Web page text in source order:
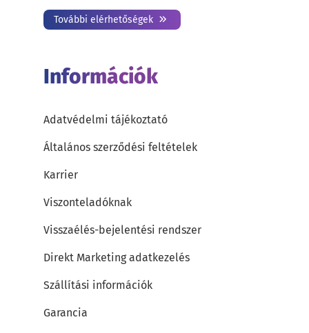
További elérhetőségek
Információk
Adatvédelmi tájékoztató
Általános szerződési feltételek
Karrier
Viszonteladóknak
Visszaélés-bejelentési rendszer
Direkt Marketing adatkezelés
Szállítási információk
Garancia